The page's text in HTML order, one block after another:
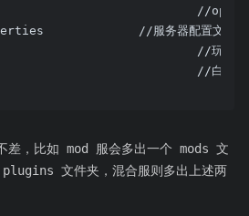
├─ops.json
├─server.properties		//服务器配置文件
├─whitelist				//
差，比如 mod 服会多出一个 mods 文
plugins 文件夹，混合服则多出上述两